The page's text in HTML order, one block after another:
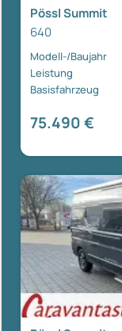
Pössl Summit
640
Modell-/Baujahr
Leistung
Basisfahrzeug
75.490 €